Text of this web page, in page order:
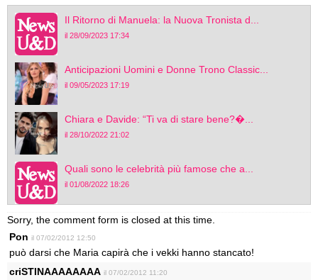
Il Ritorno di Manuela: la Nuova Tronista d...
il 28/09/2023 17:34
Anticipazioni Uomini e Donne Trono Classic...
il 09/05/2023 17:19
Chiara e Davide: “Ti va di stare bene?�...
il 28/10/2022 21:02
Quali sono le celebrità più famose che a...
il 01/08/2022 18:26
Sorry, the comment form is closed at this time.
Pon il 07/02/2012 12:50
può darsi che Maria capirà che i vekki hanno stancato!
criSTINAAAAAAAA il 07/02/2012 11:20